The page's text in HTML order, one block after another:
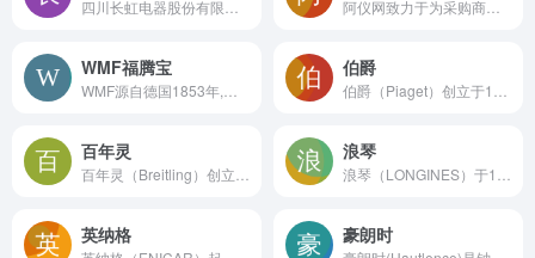
WMF福腾宝 伯爵
百年灵 浪琴
英纳格 豪朗时